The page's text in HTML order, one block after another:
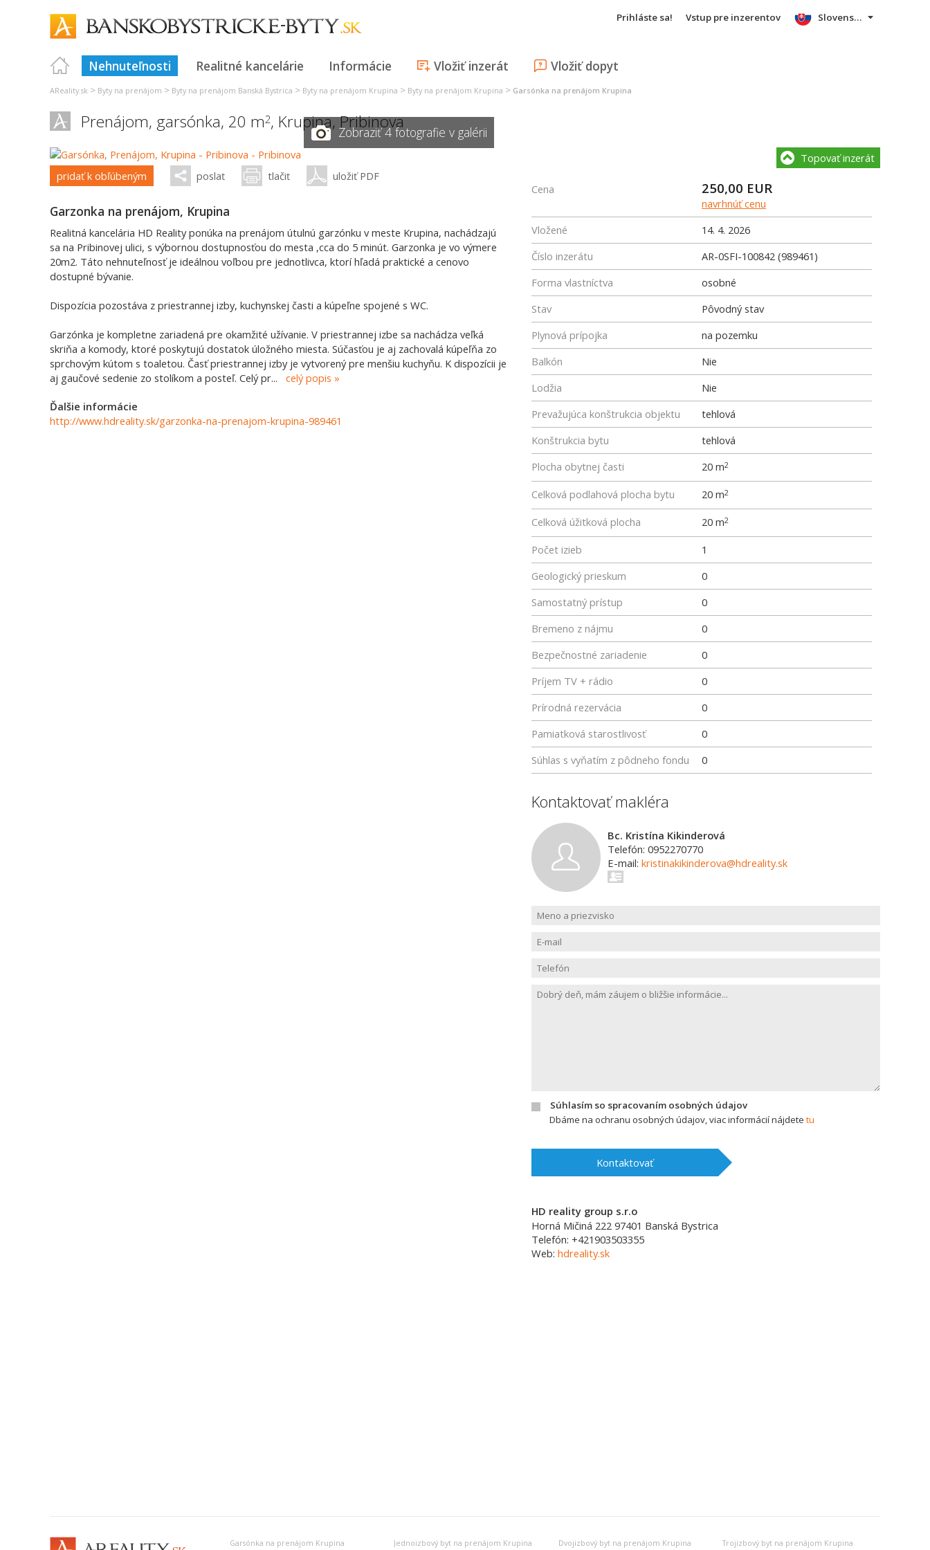
Prihláste sa! Vstup pre inzerentov
Nehnuteľnosti Realitné kancelárie Informácie Vložiť inzerát Vložiť dopyt
Slovensky
AReality.sk > Byty na prenájom > Byty na prenájom Banská Bystrica > Byty na prenájom Krupina > Byty na prenájom Krupina > Garsónka na prenájom Krupina
Prenájom, garsónka, 20 m2, Krupina,Pribinova
Zobraziť 4 fotografie v galérii
pridať k obľúbeným poslať tlačiť uložiť PDF
Garzonka na prenájom, Krupina
Realitná kancelária HD Reality ponúka na prenájom útulnú garzónku v meste Krupina, nachádzajú
sa na Pribinovej ulici, s výbornou dostupnosťou do mesta ,cca do 5 minút. Garzonka je vo výmere
20m2. Táto nehnuteľnosť je ideálnou voľbou pre jednotlivca, ktorí hľadá praktické a cenovo
dostupné bývanie.
Dispozícia pozostáva z priestrannej izby, kuchynskej časti a kúpeľne spojené s WC.
Garzónka je kompletne zariadená pre okamžité užívanie. V priestrannej izbe sa nachádza veľká
skriňa a komody, ktoré poskytujú dostatok úložného miesta. Súčasťou je aj zachovalá kúpeľňa zo
sprchovým kútom s toaletou. Časť priestrannej izby je vytvorený pre menšiu kuchyňu. K dispozícii je
aj gaučové sedenie zo stolíkom a posteľ. Celý pr... celý popis
Ďalšie informácie
http://www.hdreality.sk/garzonka-na-prenajom-krupina-989461
Topovať inzerát
Cena 250,00 EUR
navrhnúť cenu
Vložené
14. 4. 2026
Číslo inzerátu
AR-0SFI-100842 (989461)
Forma vlastníctva
osobné
Stav
Pôvodný stav
Plynová prípojka
na pozemku
Balkón
Nie
Lodžia
Nie
Prevažujúca konštrukcia objektu
tehlová
Konštrukcia bytu
tehlová
Plocha obytnej časti
20 m2
Celková podlahová plocha bytu 20 m2
Celková úžitková plocha 20 m2
Počet izieb
1
Geologický prieskum
0
Samostatný prístup
0
Bremeno z nájmu
0
Bezpečnostné zariadenie
0
Príjem TV + rádio
0
Prírodná rezervácia
0
Pamiatková starostlivosť
0
Súhlas s vyňatím z pôdneho fondu
0
Kontaktovať makléra
Bc. Kristína Kikinderová
Telefón: 0952270770
E-mail: kristinakikinderova@hdreality.sk
Súhlasím so spracovaním osobných údajov
Dbáme na ochranu osobných údajov, viac informácií nájdete tu
Kontaktovať
HD reality group s.r.o
Horná Mičiná 222 97401 Banská Bystrica
Telefón: +421903503355
Web: hdreality.sk
Garsónka na prenájom Krupina Jednoizbový byt na prenájom Krupina Dvojizbový byt na prenájom Krupina
Trojizbový byt na prenájom Krupina